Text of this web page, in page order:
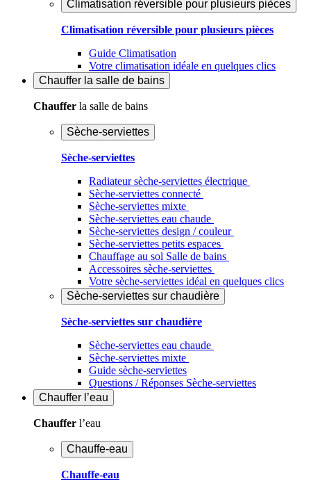
Climatisation réversible pour plusieurs pièces
Climatisation réversible pour plusieurs pièces
Guide Climatisation
Votre climatisation idéale en quelques clics
Chauffer la salle de bains
Chauffer la salle de bains
Sèche-serviettes
Sèche-serviettes
Radiateur sèche-serviettes électrique
Sèche-serviettes connecté
Sèche-serviettes mixte
Sèche-serviettes eau chaude
Sèche-serviettes design / couleur
Sèche-serviettes petits espaces
Chauffage au sol Salle de bains
Accessoires sèche-serviettes
Votre sèche-serviettes idéal en quelques clics
Sèche-serviettes sur chaudière
Sèche-serviettes sur chaudière
Sèche-serviettes eau chaude
Sèche-serviettes mixte
Guide sèche-serviettes
Questions / Réponses Sèche-serviettes
Chauffer l’eau
Chauffer l’eau
Chauffe-eau
Chauffe-eau